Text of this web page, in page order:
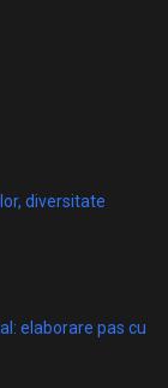
diversitate
elaborare pas cu